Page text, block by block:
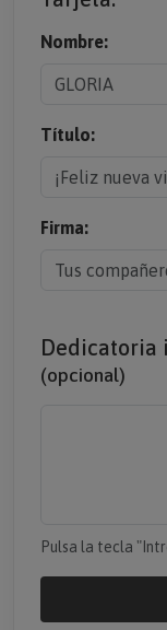
Nombre:
Título:
Firma:
Dedicatoria
(opcional)
Pulsa la tecla